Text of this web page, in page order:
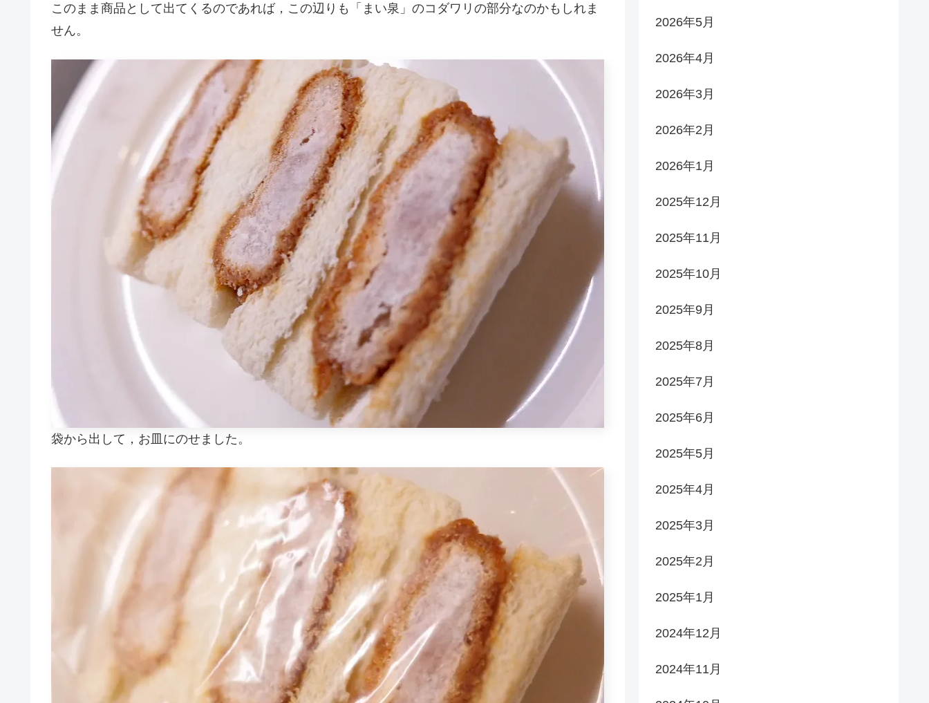
このまま商品として出てくるのであれば，この辺りも「まい泉」のコダワリの部分なのかもしれま
せん。
袋から出して，お皿にのせました。
2026年5月
2026年4月
2026年3月
2026年2月
2026年1月
2025年12月
2025年11月
2025年10月
2025年9月
2025年8月
2025年7月
2025年6月
2025年5月
2025年4月
2025年3月
2025年2月
2025年1月
2024年12月
2024年11月